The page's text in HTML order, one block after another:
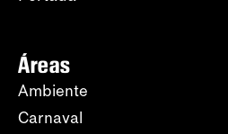
Áreas
Ambiente
Carnaval